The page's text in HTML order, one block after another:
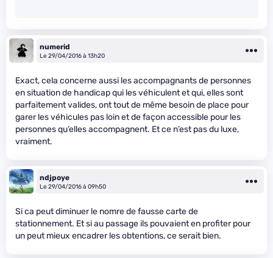
numerid
Le 29/04/2016 à 13h20
Exact, cela concerne aussi les accompagnants de personnes
en situation de handicap qui les véhiculent et qui, elles sont
parfaitement valides, ont tout de même besoin de place pour
garer les véhicules pas loin et de façon accessible pour les
personnes qu’elles accompagnent. Et ce n’est pas du luxe,
vraiment.
ndjpoye
Le 29/04/2016 à 09h50
Si ca peut diminuer le nomre de fausse carte de
stationnement. Et si au passage ils pouvaient en profiter pour
un peut mieux encadrer les obtentions, ce serait bien.